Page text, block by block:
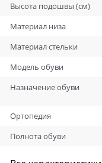
Высота подошвы (см)
Материал низа
Материал стельки
Модель обуви
Назначение обуви
Ортопедия
Полнота обуви